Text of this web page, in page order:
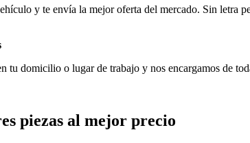
y te envía la mejor oferta del mercado. Sin letra
tu domicilio o lugar de trabajo y nos encargamos de
piezas al mejor precio